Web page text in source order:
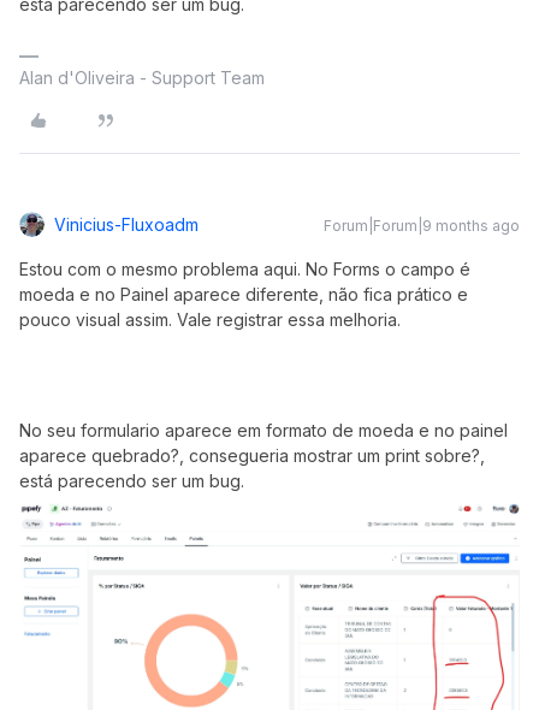
está parecendo ser um bug.
Alan d'Oliveira - Support Team
Vinicius-Fluxoadm Forum|Forum|9 months ago
Estou com o mesmo problema aqui. No Forms o campo é
moeda e no Painel aparece diferente, não fica prático e
pouco visual assim. Vale registrar essa melhoria.
No seu formulario aparece em formato de moeda e no painel
aparece quebrado?, consegueria mostrar um print sobre?,
está parecendo ser um bug.